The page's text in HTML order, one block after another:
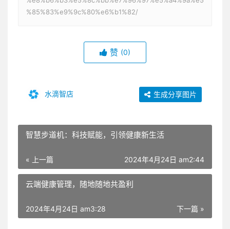
%85%83%e9%9c%80%e6%b1%82/
赞 (0)
水滴智店 生成分享图片
智慧步道机：科技赋能，引领健康新生活
« 上一篇 2024年4月24日 am2:44
云端健康管理，随地随地共盈利
下一篇 »
2024年4月24日 am3:28